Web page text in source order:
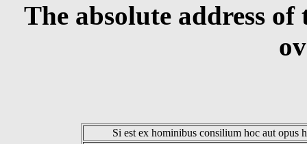
The absolute address
Si est ex hominibus consilium hoc aut opus